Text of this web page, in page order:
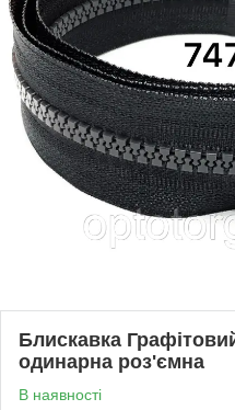
Блискавка
одинарна роз'ємна
В наявності